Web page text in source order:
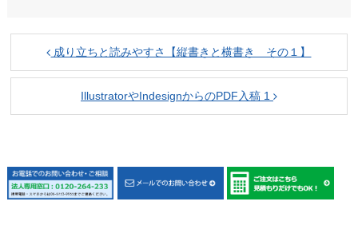
成り立ちと読みやすさ【縦書きと横書き その１】
IllustratorやIndesignからのPDF入稿 1